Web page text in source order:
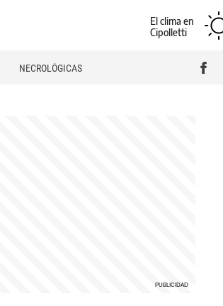
El clima en
Cipolletti
NECROLÓGICAS